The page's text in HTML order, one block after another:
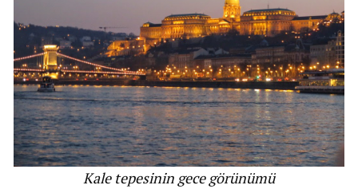
Kale tepesinin gece görünümü